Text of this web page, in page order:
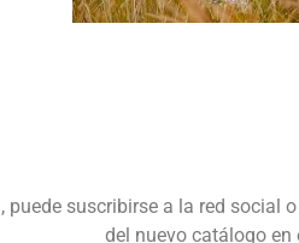
suscribirse a la red social
del nuevo catálogo en